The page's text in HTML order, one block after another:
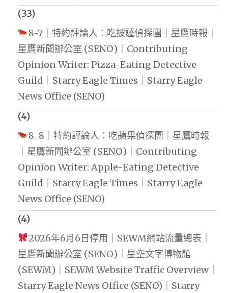
(33)
8-7｜特約評論人：吃披薩偵探團｜星鷹時報｜
星鷹新聞辦公室 (SENO)｜Contributing
Opinion Writer: Pizza-Eating Detective
Guild｜Starry Eagle Times｜Starry Eagle
News Office (SENO)
(4)
8-8｜特約評論人：吃蘋果偵探團｜星鷹時報
｜星鷹新聞辦公室 (SENO)｜Contributing
Opinion Writer: Apple-Eating Detective
Guild｜Starry Eagle Times｜Starry Eagle
News Office (SENO)
(4)
2026年6月6日停用｜SEWM網站流量總表｜
星鷹新聞辦公室 (SENO)｜星空文字博物館
(SEWM)｜SEWM Website Traffic Overview｜
Starry Eagle News Office (SENO)｜Starry